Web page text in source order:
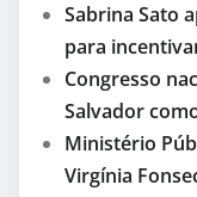
Sabrina Sato
para
Congresso
Salvador
Ministério
Virgínia